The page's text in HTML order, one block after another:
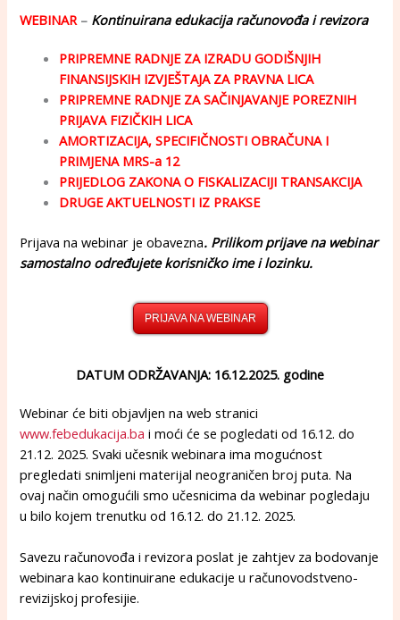
WEBINAR – Kontinuirana edukacija računovođa i revizora
PRIPREMNE RADNJE ZA IZRADU GODIŠNJIH
FINANSIJSKIH IZVJEŠTAJA ZA PRAVNA LICA
PRIPREMNE RADNJE ZA SAČINJAVANJE POREZNIH
PRIJAVA FIZIČKIH LICA
AMORTIZACIJA, SPECIFIČNOSTI OBRAČUNA I
PRIMJENA MRS-a 12
PRIJEDLOG ZAKONA O FISKALIZACIJI TRANSAKCIJA
DRUGE AKTUELNOSTI IZ PRAKSE
Prijava na webinar je obavezna. Prilikom prijave na webinar
samostalno određujete korisničko ime i lozinku.
PRIJAVA NA WEBINAR
DATUM ODRŽAVANJA: 16.12.2025. godine
Webinar će biti objavljen na web stranici
www.febedukacija.ba i moći će se pogledati od 16.12. do
21.12. 2025. Svaki učesnik webinara ima mogućnost
pregledati snimljeni materijal neograničen broj puta. Na
ovaj način omogućili smo učesnicima da webinar pogledaju
u bilo kojem trenutku od 16.12. do 21.12. 2025.
Savezu računovođa i revizora poslat je zahtjev za bodovanje
webinara kao kontinuirane edukacije u računovodstveno-
revizijskoj profesijie.